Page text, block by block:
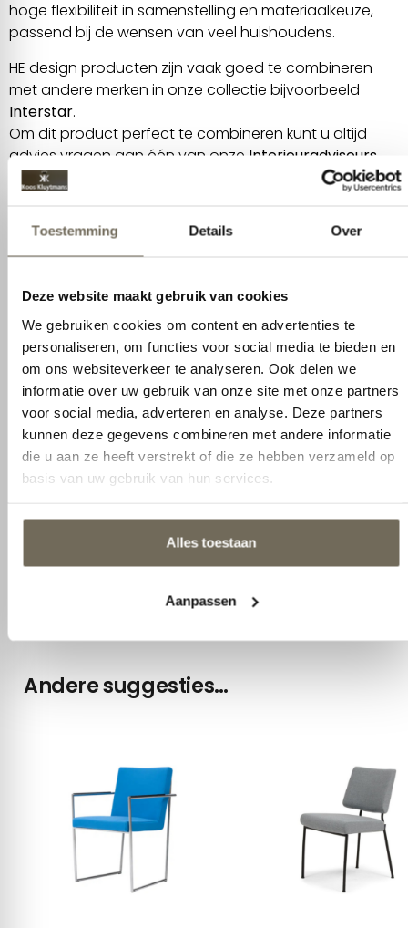
Toestemming Details Over
Deze website maakt gebruik van cookies
We gebruiken cookies om content en advertenties te
personaliseren, om functies voor social media te bieden en
om ons websiteverkeer te analyseren. Ook delen we
informatie over uw gebruik van onze site met onze partners
voor social media, adverteren en analyse. Deze partners
kunnen deze gegevens combineren met andere informatie
die u aan ze heeft verstrekt of die ze hebben verzameld op
basis van uw gebruik van hun services.
Alles toestaan
Aanpassen
hoge flexibiliteit in samenstelling en materiaalkeuze,
passend bij de wensen van veel huishoudens.
HE design producten zijn vaak goed te combineren
met andere merken in onze collectie bijvoorbeeld
Interstar.
Om dit product perfect te combineren kunt u altijd
advies vragen aan één van onze Interieuradviseurs
Afspraak maken voor meer informatie
Specificaties
Merken
HE Design
Product
Eetkamerstoelen
Hoogte
91 cm
Breedte
57 cm
Diepte
50 cm
48,5 cm
Poot
6 poot opties
Andere suggesties…